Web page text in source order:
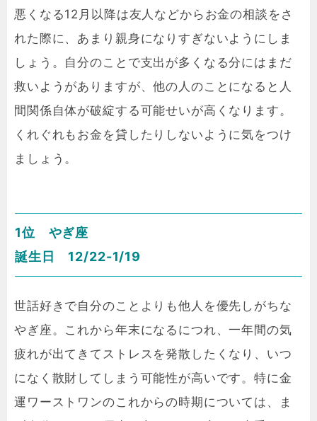
悪くなる12月以降は友人などからお金の相談をさ
れた際に、あまり親身になりすぎないようにしま
しょう。自分のことで支出が多くなる分にはまだ
救いようがありますが、他の人のことになると人
間関係自体が破綻する可能せいが高くなります。
くれぐれもお金を貸したりしないように気をつけ
ましょう。
1位 やぎ座
誕生日 12/22-1/19
世話好きで自分のことよりも他人を優先しがちな
やぎ座。これから年末になるにつれ、一年間の気
疲れが出てきてストレスを発散したくなり、いつ
になく散財してしまう可能性が高いです。特に金
運ワーストワンのこれからの時期については、ま